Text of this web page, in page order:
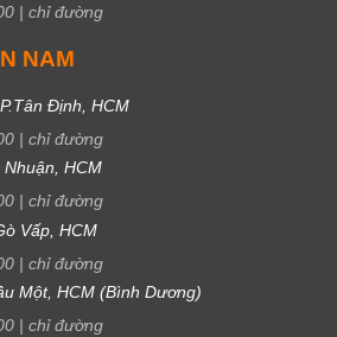
| chỉ đường
NAM
Định, HCM
| chỉ đường
Nhuận, HCM
| chỉ đường
Vấp, HCM
| chỉ đường
Một, HCM (Bình Dương)
| chỉ đường